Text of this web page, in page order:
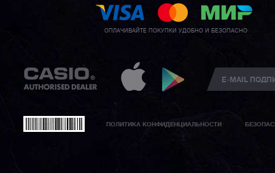
ОПЛАЧИВАЙТЕ ПОКУПКИ УДОБНО И БЕЗОПАСНО
ПОЛИТИКА КОНФИДЕНЦИАЛЬНОСТИ